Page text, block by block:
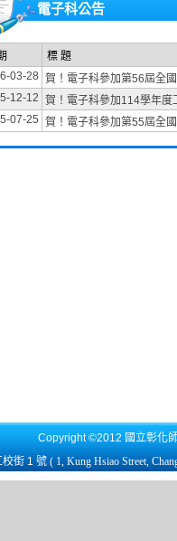
電子科公告
標 題
03-28 賀！電子科參加第56屆全
12-12 賀！電子科參加114學年度
07-25 賀！電子科參加第55屆全
Copyright ©2012 國立彰化
街 1 號 ( 1, Kung Hsiao Street,